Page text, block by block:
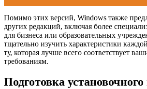
Помимо этих версий, Windows также
других редакций, включая более
для бизнеса или образовательных
тщательно изучить характеристики
ту, которая лучше всего соответствует
требованиям.
Подготовка